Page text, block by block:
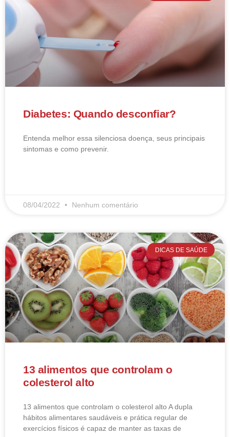
Diabetes: Quando desconfiar?
Entenda melhor essa silenciosa doença, seus principais
sintomas e como prevenir.
08/04/2022 Nenhum comentário
DICAS DE SAÚDE
13 alimentos que controlam o
colesterol alto
13 alimentos que controlam o colesterol alto​ A dupla
hábitos alimentares saudáveis e prática regular de
exercícios físicos é capaz de manter as taxas de